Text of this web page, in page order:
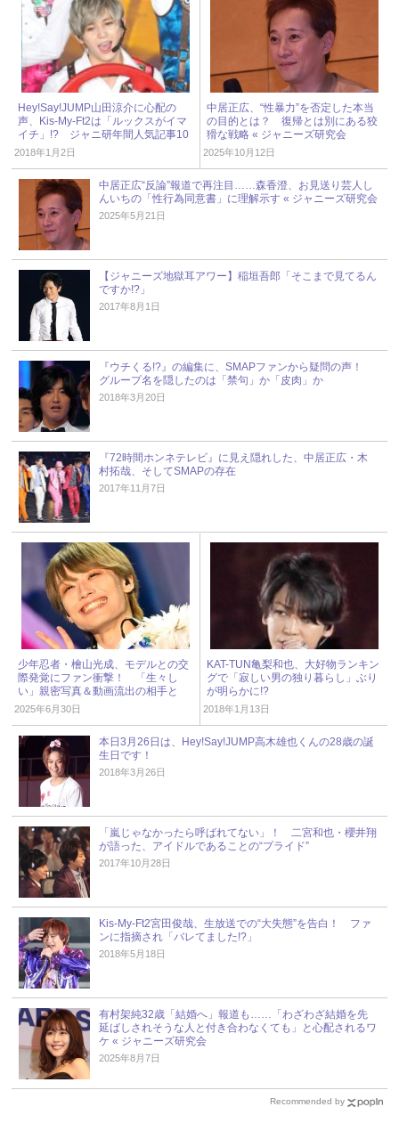
Hey!Say!JUMP山田涼介に心配の
声、Kis-My-Ft2は「ルックスがイマ
イチ」!? ジャニ研年間人気記事10
位～6位
2018年1月2日
中居正広、“性暴力”を否定した本当
の目的とは？ 復帰とは別にある狡
猾な戦略 « ジャニーズ研究会
2025年10月12日
中居正広“反論”報道で再注目……森香澄、お見送り芸人し
んいちの「性行為同意書」に理解示す « ジャニーズ研究会
2025年5月21日
【ジャニーズ地獄耳アワー】稲垣吾郎「そこまで見てるん
ですか!?」
2017年8月1日
『ウチくる!?』の編集に、SMAPファンから疑問の声！
グループ名を隠したのは「禁句」か「皮肉」か
2018年3月20日
『72時間ホンネテレビ』に見え隠れした、中居正広・木
村拓哉、そしてSMAPの存在
2017年11月7日
少年忍者・檜山光成、モデルとの交
際発覚にファン衝撃！ 「生々し
い」親密写真＆動画流出の相手と
は？ « ジャニーズ研究会
2025年6月30日
KAT-TUN亀梨和也、大好物ランキン
グで「寂しい男の独り暮らし」ぶり
が明らかに!?
2018年1月13日
本日3月26日は、Hey!Say!JUMP高木雄也くんの28歳の誕
生日です！
2018年3月26日
「嵐じゃなかったら呼ばれてない」！ 二宮和也・櫻井翔
が語った、アイドルであることの“プライド”
2017年10月28日
Kis-My-Ft2宮田俊哉、生放送での“大失態”を告白！ ファ
ンに指摘され「バレてました!?」
2018年5月18日
有村架純32歳「結婚へ」報道も……「わざわざ結婚を先
延ばしされそうな人と付き合わなくても」と心配されるワ
ケ « ジャニーズ研究会
2025年8月7日
Recommended by